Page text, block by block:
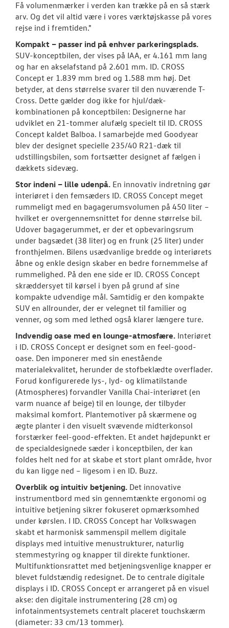
Få volumenmærker i verden kan trække på en så stærk
arv. Og det vil altid være i vores værktøjskasse på vores
rejse ind i fremtiden."
Kompakt – passer ind på enhver parkeringsplads.
SUV-konceptbilen, der vises på IAA, er 4.161 mm lang
og har en akselafstand på 2.601 mm. ID. CROSS
Concept er 1.839 mm bred og 1.588 mm høj. Det
betyder, at dens størrelse svarer til den nuværende T-
Cross. Dette gælder dog ikke for hjul/dæk-
kombinationen på konceptbilen: Designerne har
udviklet en 21-tommer alufælg specielt til ID. CROSS
Concept kaldet Balboa. I samarbejde med Goodyear
blev der designet specielle 235/40 R21-dæk til
udstillingsbilen, som fortsætter designet af fælgen i
dækkets sidevæg.
Stor indeni – lille udenpå. En innovativ indretning gør
interiøret i den femsæders ID. CROSS Concept meget
rummeligt med en bagagerumsvolumen på 450 liter –
hvilket er overgennemsnittet for denne størrelse bil.
Udover bagagerummet, er der et opbevaringsrum
under bagsædet (38 liter) og en frunk (25 liter) under
fronthjelmen. Bilens usædvanlige bredde og interiørets
åbne og enkle design skaber en bedre fornemmelse af
rummelighed. På den ene side er ID. CROSS Concept
skræddersyet til kørsel i byen på grund af sine
kompakte udvendige mål. Samtidig er den kompakte
SUV en allrounder, der er velegnet til familier og
venner, og som med lethed også klarer længere ture.
Indvendig oase med en lounge-atmosfære. Interiøret
i ID. CROSS Concept er designet som en feel-good-
oase. Den imponerer med sin enestående
materialekvalitet, herunder de stofbeklædte overflader.
Forud konfigurerede lys-, lyd- og klimatilstande
(Atmospheres) forvandler Vanilla Chai-interiøret (en
varm nuance af beige) til en lounge, der tilbyder
maksimal komfort. Plantemotiver på skærmene og
ægte planter i den visuelt svævende midterkonsol
forstærker feel-good-effekten. Et andet højdepunkt er
de specialdesignede sæder i konceptbilen, der kan
foldes helt ned for at skabe et stort plant område, hvor
du kan ligge ned – ligesom i en ID. Buzz.
Overblik og intuitiv betjening. Det innovative
instrumentbord med sin gennemtænkte ergonomi og
intuitive betjening sikrer fokuseret opmærksomhed
under kørslen. I ID. CROSS Concept har Volkswagen
skabt et harmonisk sammenspil mellem digitale
displays med intuitive menustrukturer, naturlig
stemmestyring og knapper til direkte funktioner.
Multifunktionsrattet med betjeningsvenlige knapper er
blevet fuldstændig redesignet. De to centrale digitale
displays i ID. CROSS Concept er arrangeret på en visuel
akse: den digitale instrumentering (28 cm) og
infotainmentsystemets centralt placeret touchskærm
(diameter: 33 cm/13 tommer).